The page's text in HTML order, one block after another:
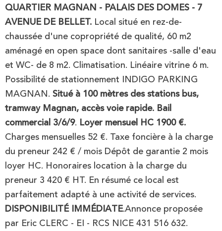
QUARTIER MAGNAN - PALAIS DES DOMES - 7
AVENUE DE BELLET. Local situé en rez-de-
chaussée d'une copropriété de qualité, 60 m2
aménagé en open space dont sanitaires -salle d'eau
et WC- de 8 m2. Climatisation. Linéaire vitrine 6 m.
Possibilité de stationnement INDIGO PARKING
MAGNAN. Situé à 100 mètres des stations bus,
tramway Magnan, accès voie rapide. Bail
commercial 3/6/9. Loyer mensuel HC 1900 €.
Charges mensuelles 52 €. Taxe foncière à la charge
du preneur 242 € / mois Dépôt de garantie 2 mois
loyer HC. Honoraires location à la charge du
preneur 3 420 € HT. En résumé ce local est
parfaitement adapté à une activité de services.
DISPONIBILITÉ IMMÉDIATE.Annonce proposée
par Eric CLERC - EI - RCS NICE 431 516 632.